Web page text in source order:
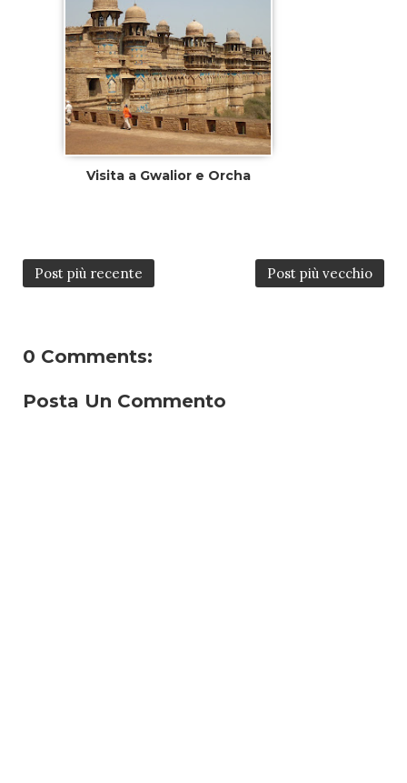
Visita a Gwalior e Orcha
Post più recente Post più vecchio
0 Comments:
Posta Un Commento